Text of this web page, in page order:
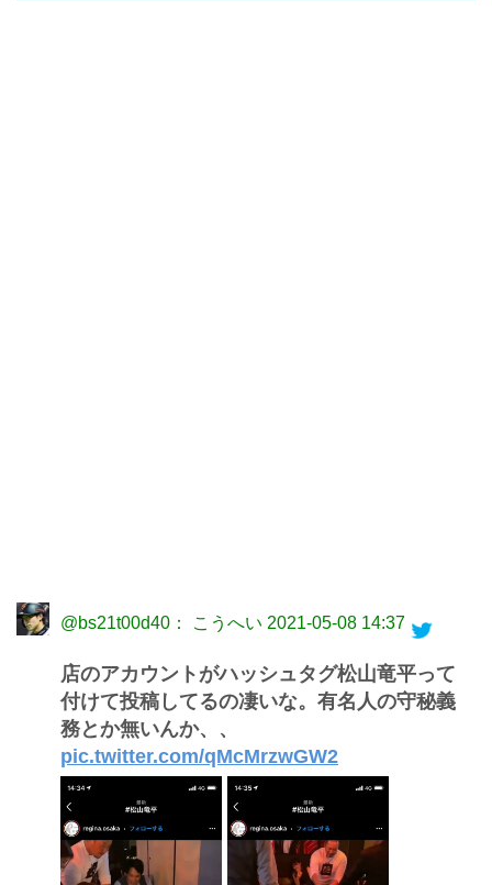
@bs21t00d40： こうへい 2021-05-08 14:37
店のアカウントがハッシュタグ松山竜平って
付けて投稿してるの凄いな。有名人の守秘義
務とか無いんか、、
pic.twitter.com/qMcMrzwGW2